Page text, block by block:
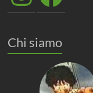
Chi siamo